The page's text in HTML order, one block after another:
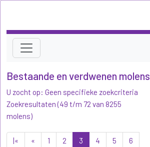
Bestaande en verdwenen molens
U zocht op: Geen specifieke zoekcriteria
Zoekresultaten (49 t/m 72 van 8255
molens)
|« « 1 2 3 4 5
6